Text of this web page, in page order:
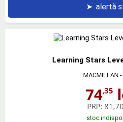
➤ alertă
Learning Stars
MACMILLAN
74,35
PRP:
stoc